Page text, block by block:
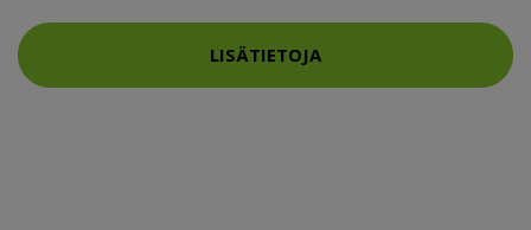
LISÄTIETOJA